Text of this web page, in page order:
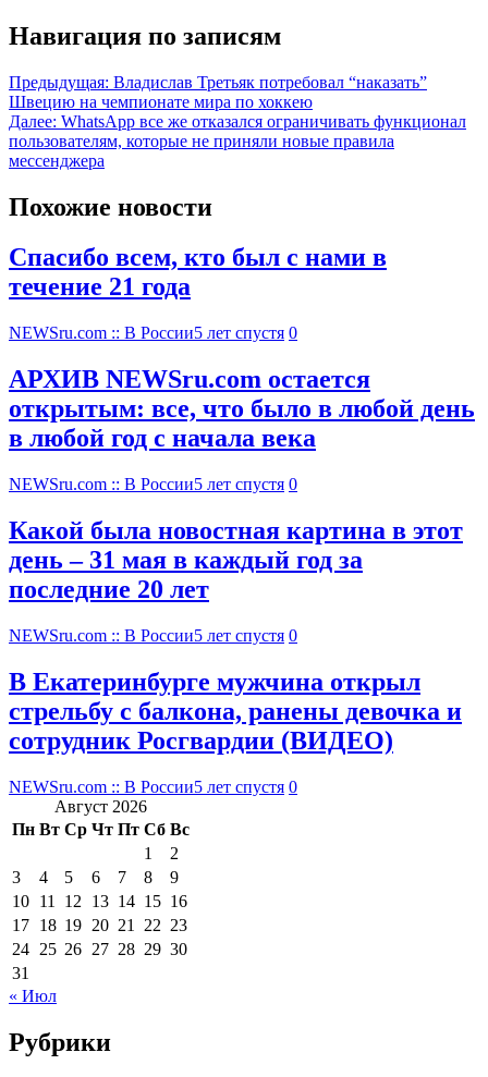
Навигация по записям
Предыдущая: Владислав Третьяк потребовал “наказать”
Швецию на чемпионате мира по хоккею
Далее: WhatsApp все же отказался ограничивать функционал
пользователям, которые не приняли новые правила
мессенджера
Похожие новости
Спасибо всем, кто был с нами в
течение 21 года
NEWSru.com :: В России5 лет спустя 0
АРХИВ NEWSru.com остается
открытым: все, что было в любой день
в любой год с начала века
NEWSru.com :: В России5 лет спустя 0
Какой была новостная картина в этот
день – 31 мая в каждый год за
последние 20 лет
NEWSru.com :: В России5 лет спустя 0
В Екатеринбурге мужчина открыл
стрельбу с балкона, ранены девочка и
сотрудник Росгвардии (ВИДЕО)
NEWSru.com :: В России5 лет спустя 0
Август 2026
Пн Вт Ср Чт Пт Сб Вс
1
2
3
4 5 6 7 8
9
10 11 12 13 14 15 16
17 18 19 20 21 22 23
24 25 26 27 28 29 30
31
« Июл
Рубрики